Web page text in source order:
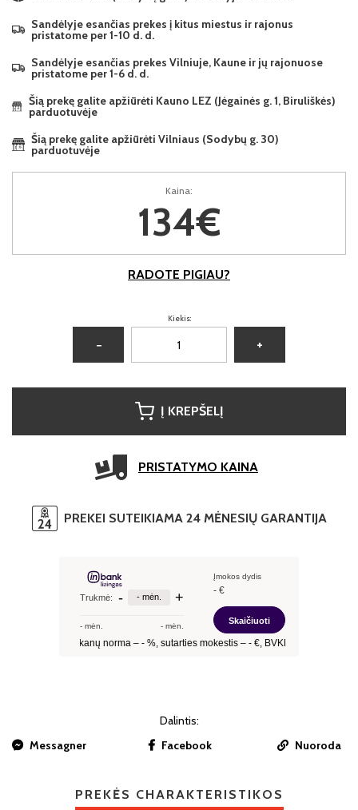
Sandėlyje esančias prekes į kitus miestus ir rajonus
pristatome per 1-10 d. d.
Sandėlyje esančias prekes Vilniuje, Kaune ir jų rajonuose
pristatome per 1-6 d. d.
Šią prekę galite apžiūrėti Kauno LEZ (Jėgainės g. 1, Biruliškės)
parduotuvėje
Šią prekę galite apžiūrėti Vilniaus (Sodybų g. 30)
parduotuvėje
Kaina:
134€
RADOTE PIGIAU?
Kiekis:
− +
Į KREPŠELĮ
PRISTATYMO KAINA
PREKEI SUTEIKIAMA 24 MĖNESIŲ GARANTIJA
Dalintis:
Messagner
Facebook Nuoroda
PREKĖS CHARAKTERISTIKOS